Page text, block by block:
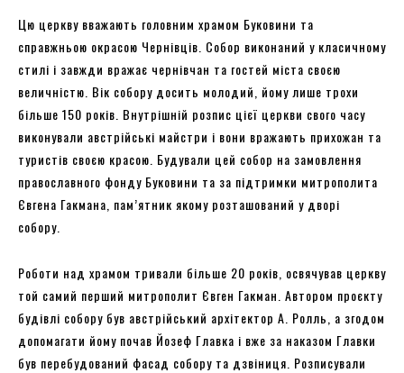
Цю церкву вважають головним храмом Буковини та
справжньою окрасою Чернівців. Собор виконаний у класичному
стилі і завжди вражає чернівчан та гостей міста своєю
величністю. Вік собору досить молодий, йому лише трохи
більше 150 років. Внутрішній розпис цієї церкви свого часу
виконували австрійські майстри і вони вражають прихожан та
туристів своєю красою. Будували цей собор на замовлення
православного фонду Буковини та за підтримки митрополита
Євгена Гакмана, пам’ятник якому розташований у дворі
собору.
Роботи над храмом тривали більше 20 років, освячував церкву
той самий перший митрополит Євген Гакман. Автором проєкту
будівлі собору був австрійський архітектор А. Ролль, а згодом
допомагати йому почав Йозеф Главка і вже за наказом Главки
був перебудований фасад собору та дзвіниця. Розписували